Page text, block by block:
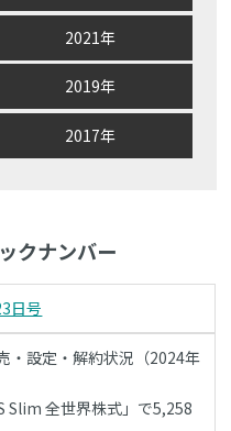
2021年
2019年
2017年
クナンバー
日号
・設定・解約状況（2024年
Slim 全世界株式」で5,258